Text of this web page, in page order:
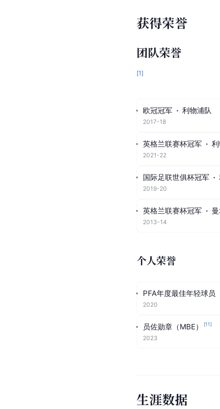
获得荣誉
团队荣誉
[1]
欧冠冠军 · 利物浦队
2017-18
英格兰联赛杯冠军 ·
2021-22
国际足联世俱杯冠军 ·
2019-20
英格兰联赛杯冠军 ·
2013-14
个人荣誉
PFA年度最佳年轻球员
2020
员佐勋章（MBE） [11]
2023
生涯数据